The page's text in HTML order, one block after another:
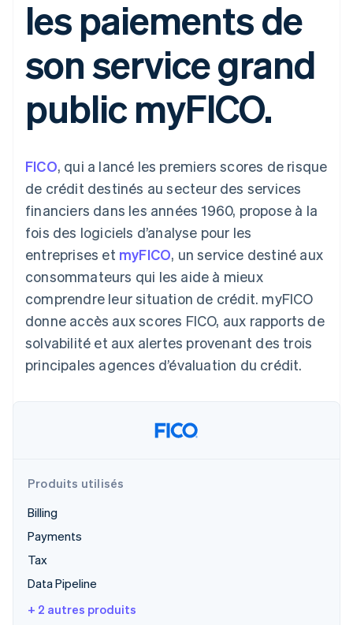
Moyens de
paiement
Accès à plus
de 125
Terminal
personne
Authorization
optimisée
Paiements
accélérés
Connections
Comptes
financiers
associés
Comptabilité
automatisée
Stripe Sigma
Rapports
personnalisés
Data Pipeline
Synchronisation
des données
Product roadmap
Découvrez les prochaines évolutions
Prévention de la fraude
Constitution de start-up
Élimination du carbone
Vérification de l'identité
Stripe Sessions 2026
l’application
Marketplaces
Gestion financière
Plateformes
SaaS
Par secteur
Entreprises d'IA
Économie des
créateurs
Jeux
loisirs
Assurance
Médias et
divertissements
Organisations à but
non lucratif
Services aux
entreprises
Secteur public
Commerce en ligne
Écosystème
Gérer des
abonnements
Proposer une
facturation à l'usage
Émettre des cartes
bancaires adossées à
des stablecoins
Fournir et gérer des
services avec des
Ressources
Intégrations
d'applications
Exemples de code
Blog des développeurs
État de l'API
Entreprise
Roadmap produit
Sessions : conférence
annuelle
Communiqués de
presse
Contact
Contacter notre équipe
Devenir partenaire
les paiements de
son service grand
public myFICO.
FICO, qui a lancé les premiers scores de risque
de crédit destinés au secteur des services
financiers dans les années 1960, propose à la
fois des logiciels d’analyse pour les
entreprises et myFICO, un service destiné aux
consommateurs qui les aide à mieux
comprendre leur situation de crédit. myFICO
donne accès aux scores FICO, aux rapports de
solvabilité et aux alertes provenant des trois
principales agences d’évaluation du crédit.
Produits utilisés
Billing
Payments
Tax
Data Pipeline
+ 2 autres produits